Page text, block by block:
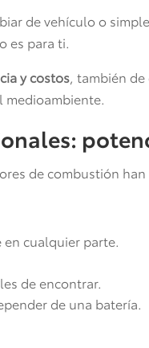
de vehículo o
es para ti.
y costos, también
medioambiente.
de combustión
cualquier parte.
de encontrar.
de una batería.